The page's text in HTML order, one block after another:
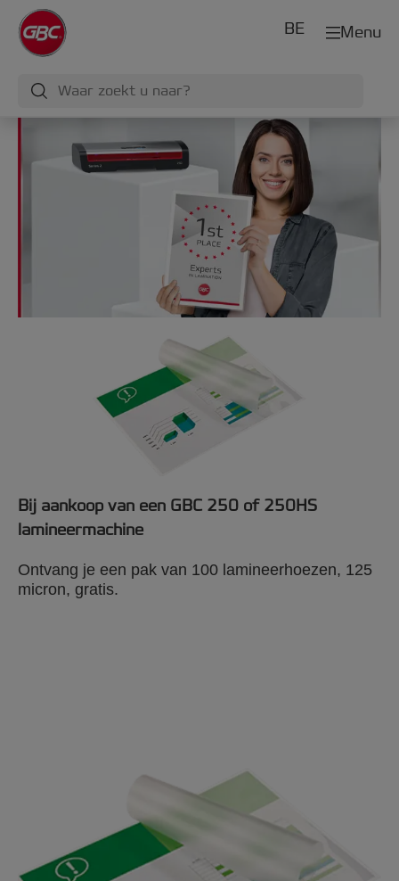
Menu
BE
Bij aankoop van een GBC 250 of 250HS
lamineermachine
Ontvang je een pak van 100 lamineerhoezen, 125
micron, gratis.